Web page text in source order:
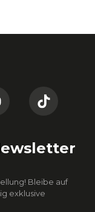
Bleibe auf
exklusive